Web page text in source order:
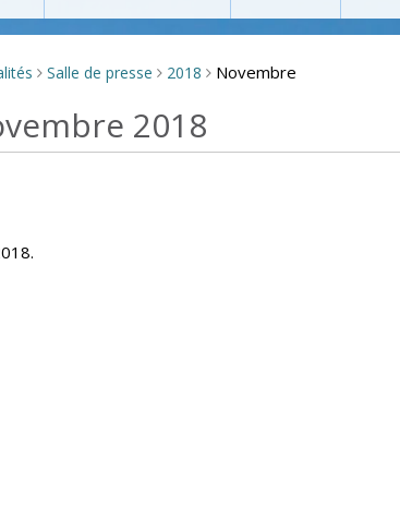
> Salle de presse > 2018 > Novembre
2018